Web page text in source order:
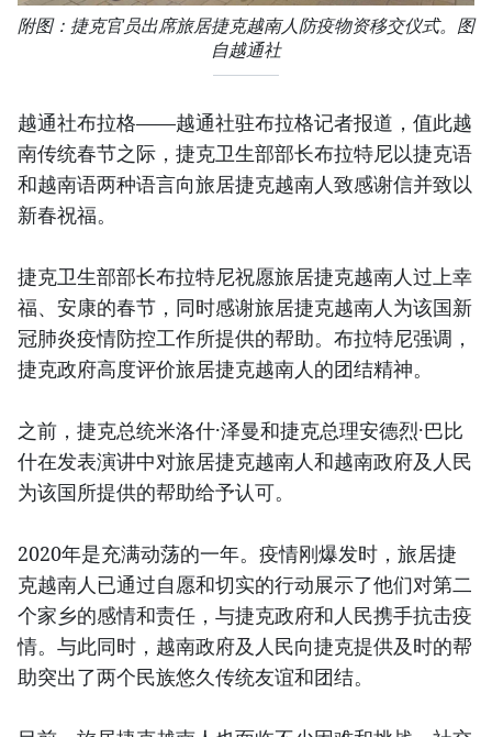
附图：捷克官员出席旅居捷克越南人防疫物资移交仪式。图
自越通社
越通社布拉格——越通社驻布拉格记者报道，值此越
南传统春节之际，捷克卫生部部长布拉特尼以捷克语
和越南语两种语言向旅居捷克越南人致感谢信并致以
新春祝福。
捷克卫生部部长布拉特尼祝愿旅居捷克越南人过上幸
福、安康的春节，同时感谢旅居捷克越南人为该国新
冠肺炎疫情防控工作所提供的帮助。布拉特尼强调，
捷克政府高度评价旅居捷克越南人的团结精神。
之前，捷克总统米洛什·泽曼和捷克总理安德烈·巴比
什在发表演讲中对旅居捷克越南人和越南政府及人民
为该国所提供的帮助给予认可。
2020年是充满动荡的一年。疫情刚爆发时，旅居捷
克越南人已通过自愿和切实的行动展示了他们对第二
个家乡的感情和责任，与捷克政府和人民携手抗击疫
情。与此同时，越南政府及人民向捷克提供及时的帮
助突出了两个民族悠久传统友谊和团结。